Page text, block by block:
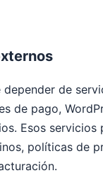
depender de
de pago,
Esos servicios
políticas de